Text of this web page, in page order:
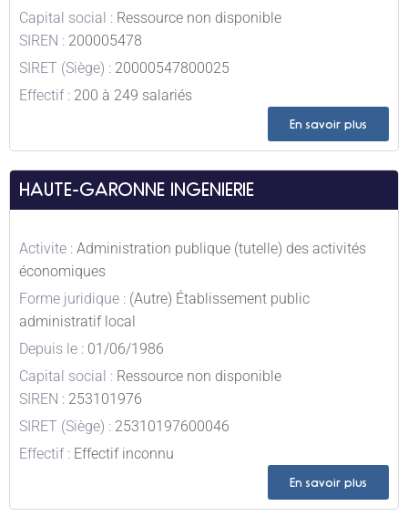
Capital social : Ressource non disponible
SIREN : 200005478
SIRET (Siège) : 20000547800025
Effectif : 200 à 249 salariés
En savoir plus
HAUTE-GARONNE INGENIERIE
Activite : Administration publique (tutelle) des activités
économiques
Forme juridique : (Autre) Établissement public
administratif local
Depuis le : 01/06/1986
Capital social : Ressource non disponible
SIREN : 253101976
SIRET (Siège) : 25310197600046
Effectif : Effectif inconnu
En savoir plus